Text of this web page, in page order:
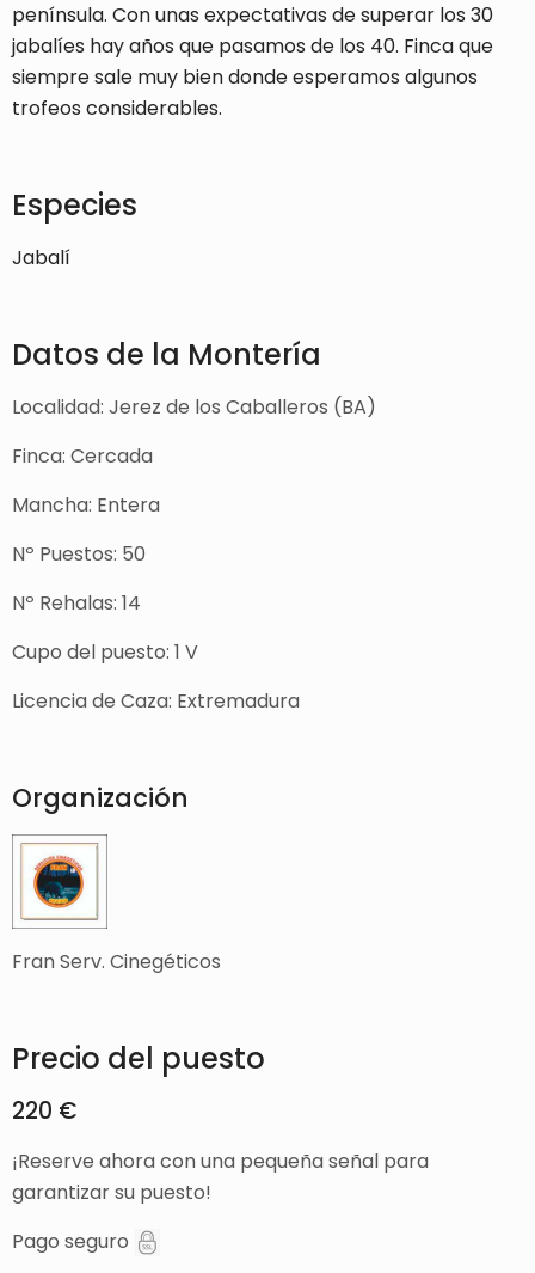
península. Con unas expectativas de superar los 30
jabalíes hay años que pasamos de los 40. Finca que
siempre sale muy bien donde esperamos algunos
trofeos considerables.
Especies
Jabalí
Datos de la Montería
Localidad: Jerez de los Caballeros (BA)
Finca: Cercada
Mancha: Entera
Nº Puestos: 50
Nº Rehalas: 14
Cupo del puesto: 1 V
Licencia de Caza: Extremadura
Organización
Fran Serv. Cinegéticos
Precio del puesto
220 €
¡Reserve ahora con una pequeña señal para
garantizar su puesto!
Pago seguro